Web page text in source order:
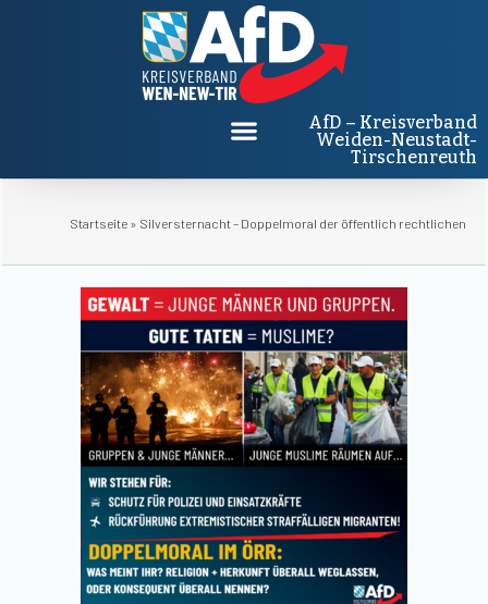
AfD – Kreisverband
Weiden-Neustadt-
Tirschenreuth
Startseite » Silversternacht – Doppelmoral der öffentlich rechtlichen